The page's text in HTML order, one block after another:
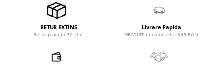
Microfoane de studio
Monitoare de studio
Pop filtre
Protectii antifonice pentru urechi
RETUR EXTINS
Retur pana la 30 zile!
Livrare Rapida
GRATUIT la comenzi > 399 RON